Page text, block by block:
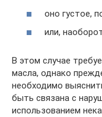
оно густое,
или,
В этом случае
масла, однако
необходимо
быть связана с
использованием